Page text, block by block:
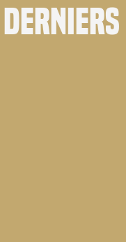
derniers